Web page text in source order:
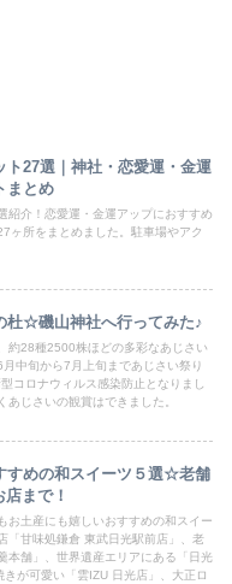
ト27選｜神社・恋愛運・金運
まとめ
紹介！恋愛運・金運アップにおすすめ
ヶ所をまとめました。駐車場やアク
杜☆磯山神社へ行ってみた♪
約28種2500株ほどの多彩なあじさい
中旬から7月上旬まであじさい祭り
コロナウィルス感染防止となりまし
あじさいの観賞はできました。
すめの和スイーツ５選☆老舗
まで！
お土産にも嬉しいおすすめの和スイー
「甘味処鎌倉 東武日光駅前店」、老
本舗」、世界遺産エリアにある「日光
が可愛い「雲IZU 日光店」、大正ロ